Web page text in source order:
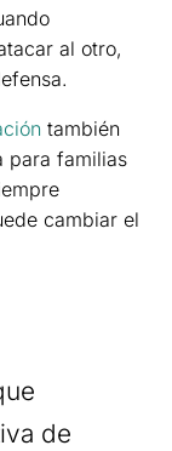
al otro,
también
para familias
cambiar el
de